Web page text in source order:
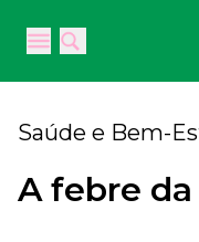
Open main menu
Open main
Saúde e Bem-
A febre